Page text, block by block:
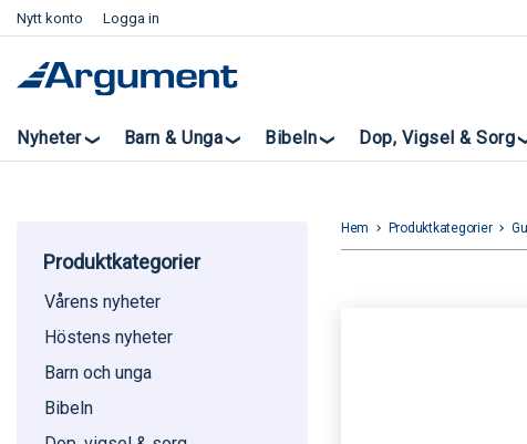
Nytt konto Logga in
Nyheter Barn & Unga Bibeln Dop, Vigsel & Sorg
Produktkategorier
Vårens nyheter
Höstens nyheter
Barn och unga
Bibeln
Hem keyboard_arrow_right Produktkategorier keyboard_arrow_right